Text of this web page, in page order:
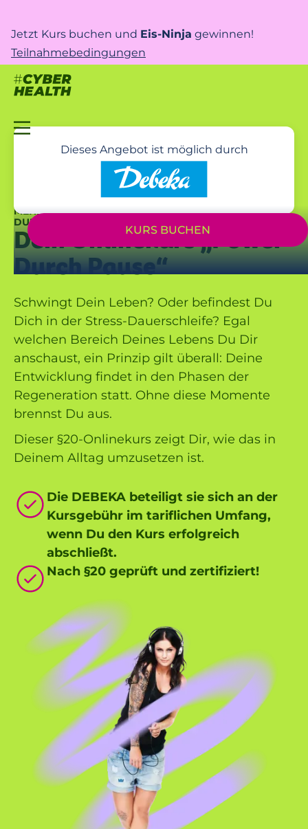
Jetzt Kurs buchen und Eis-Ninja gewinnen!
Teilnahmebedingungen
Dieses Angebot ist möglich durch
MEHR ENERGIE UND ENTSPANNUNG! – UNTERSTÜTZT
DURCH DEINE DEBEKA
Dein Onlinekurs „Power
Durch Pause“
Schwingt Dein Leben? Oder befindest Du
Dich in der Stress-Dauerschleife? Egal
welchen Bereich Deines Lebens Du Dir
anschaust, ein Prinzip gilt überall: Deine
Entwicklung findet in den Phasen der
Regeneration statt. Ohne diese Momente
brennst Du aus.
Dieser §20-Onlinekurs zeigt Dir, wie das in
Deinem Alltag umzusetzen ist.
Die DEBEKA beteiligt sie sich an der
Kursgebühr im tariflichen Umfang,
wenn Du den Kurs erfolgreich
abschließt.
Nach §20 geprüft und zertifiziert!
KURS BUCHEN